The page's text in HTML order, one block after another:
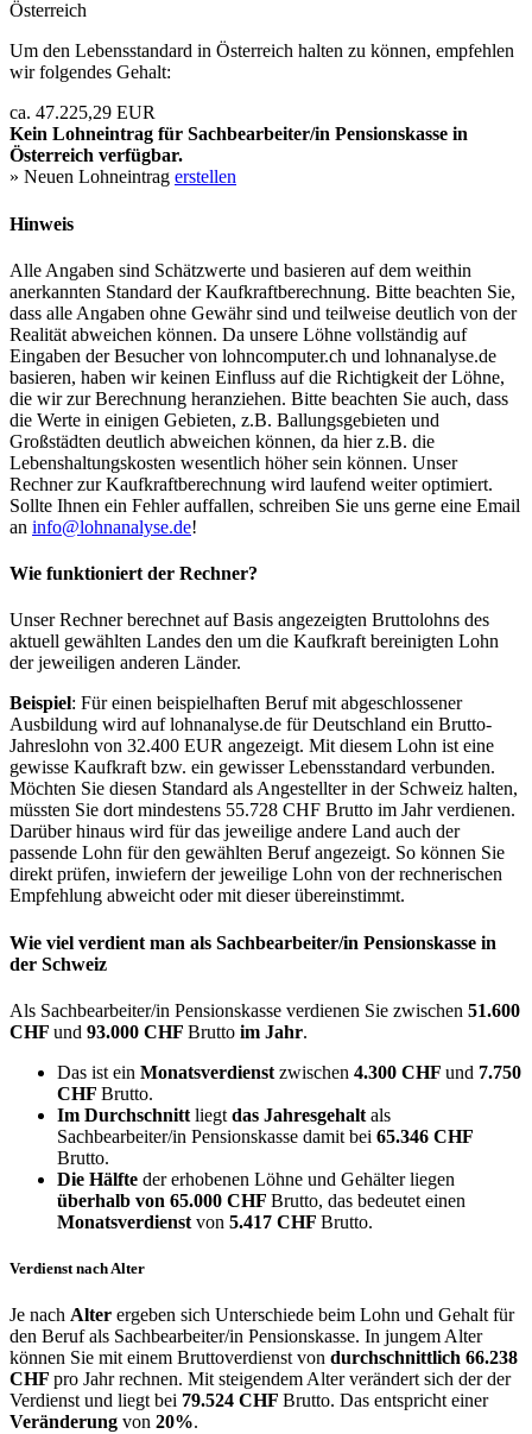
Österreich
Um den Lebensstandard in Österreich halten zu können, empfehlen
wir folgendes Gehalt:
ca. 47.225,29 EUR
Kein Lohneintrag für Sachbearbeiter/in Pensionskasse in
Österreich verfügbar.
» Neuen Lohneintrag erstellen
Hinweis
Alle Angaben sind Schätzwerte und basieren auf dem weithin
anerkannten Standard der Kaufkraftberechnung. Bitte beachten Sie,
dass alle Angaben ohne Gewähr sind und teilweise deutlich von der
Realität abweichen können. Da unsere Löhne vollständig auf
Eingaben der Besucher von lohncomputer.ch und lohnanalyse.de
basieren, haben wir keinen Einfluss auf die Richtigkeit der Löhne,
die wir zur Berechnung heranziehen. Bitte beachten Sie auch, dass
die Werte in einigen Gebieten, z.B. Ballungsgebieten und
Großstädten deutlich abweichen können, da hier z.B. die
Lebenshaltungskosten wesentlich höher sein können. Unser
Rechner zur Kaufkraftberechnung wird laufend weiter optimiert.
Sollte Ihnen ein Fehler auffallen, schreiben Sie uns gerne eine Email
an info@lohnanalyse.de!
Wie funktioniert der Rechner?
Unser Rechner berechnet auf Basis angezeigten Bruttolohns des
aktuell gewählten Landes den um die Kaufkraft bereinigten Lohn
der jeweiligen anderen Länder.
Beispiel: Für einen beispielhaften Beruf mit abgeschlossener
Ausbildung wird auf lohnanalyse.de für Deutschland ein Brutto-
Jahreslohn von 32.400 EUR angezeigt. Mit diesem Lohn ist eine
gewisse Kaufkraft bzw. ein gewisser Lebensstandard verbunden.
Möchten Sie diesen Standard als Angestellter in der Schweiz halten,
müssten Sie dort mindestens 55.728 CHF Brutto im Jahr verdienen.
Darüber hinaus wird für das jeweilige andere Land auch der
passende Lohn für den gewählten Beruf angezeigt. So können Sie
direkt prüfen, inwiefern der jeweilige Lohn von der rechnerischen
Empfehlung abweicht oder mit dieser übereinstimmt.
Wie viel verdient man als Sachbearbeiter/in Pensionskasse in
der Schweiz
Als Sachbearbeiter/in Pensionskasse verdienen Sie zwischen 51.600
CHF und 93.000 CHF Brutto im Jahr.
Das ist ein Monatsverdienst zwischen 4.300 CHF und 7.750
CHF Brutto.
Im Durchschnitt liegt das Jahresgehalt als
Sachbearbeiter/in Pensionskasse damit bei 65.346 CHF
Brutto.
Die Hälfte der erhobenen Löhne und Gehälter liegen
überhalb von 65.000 CHF Brutto, das bedeutet einen
Monatsverdienst von 5.417 CHF Brutto.
Verdienst nach Alter
Je nach Alter ergeben sich Unterschiede beim Lohn und Gehalt für
den Beruf als Sachbearbeiter/in Pensionskasse. In jungem Alter
können Sie mit einem Bruttoverdienst von durchschnittlich 66.238
CHF pro Jahr rechnen. Mit steigendem Alter verändert sich der der
Verdienst und liegt bei 79.524 CHF Brutto. Das entspricht einer
Veränderung von 20%.